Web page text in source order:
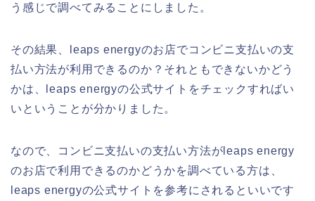
う感じで調べてみることにしました。
その結果、leaps energyのお店でコンビニ支払いの支
払い方法が利用できるのか？それともできないかどう
かは、leaps energyの公式サイトをチェックすればい
いということが分かりました。
なので、コンビニ支払いの支払い方法がleaps energy
のお店で利用できるのかどうかを調べている方は、
leaps energyの公式サイトを参考にされるといいです